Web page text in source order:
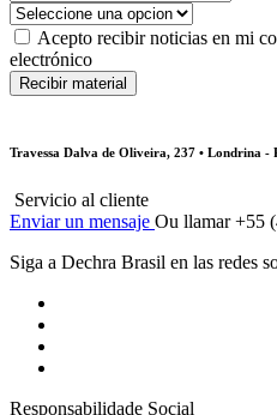
Acepto recibir noticias en mi
electrónico
Travessa Dalva de Oliveira, 237 • Londrina -
Servicio al cliente
Enviar un mensaje Ou llamar +55
Siga a Dechra Brasil en las redes
Responsabilidade Social